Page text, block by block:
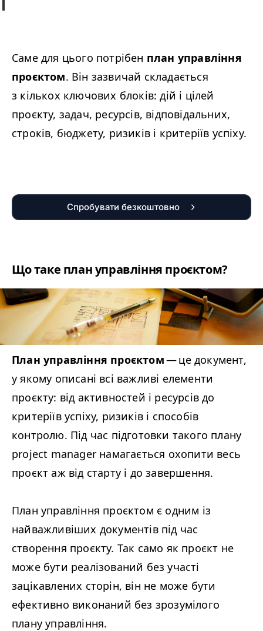
Саме для цього потрібен план управління
проєктом. Він зазвичай складається
з кількох ключових блоків: дій і цілей
проєкту, задач, ресурсів, відповідальних,
строків, бюджету, ризиків і критеріїв успіху.
Спробувати безкоштовно
Що таке план управління проєктом?
План управління проєктом— це документ,
у якому описані всі важливі елементи
проєкту: від активностей і ресурсів до
критеріїв успіху, ризиків і способів
контролю. Під час підготовки такого плану
project manager намагається охопити весь
проєкт аж від старту і до завершення.
План управління проєктом є одним із
найважливіших документів під час
створення проєкту. Так само як проєкт не
може бути реалізований без участі
зацікавлених сторін, він не може бути
ефективно виконаний без зрозумілого
плану управління.